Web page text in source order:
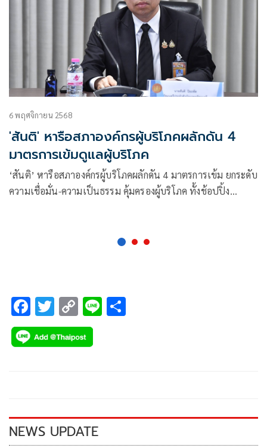
6 พฤศจิกายน 2568
'สันติ' หารือสภาองค์กรผู้บริโภคผลักดัน 4
มาตรการเข้มดูแลผู้บริโภค
‘สันติ’ หารือสภาองค์กรผู้บริโภคผลักดัน 4 มาตรการเข้ม ยกระดับ
ความเชื่อมั่น-ความเป็นธรรม คุ้มครองผู้บริโภค ทั้งช้อปปิ้ง
F
ac
e
k
T
wi
tt
C
o
p
k
Li
NEWS UPDATE